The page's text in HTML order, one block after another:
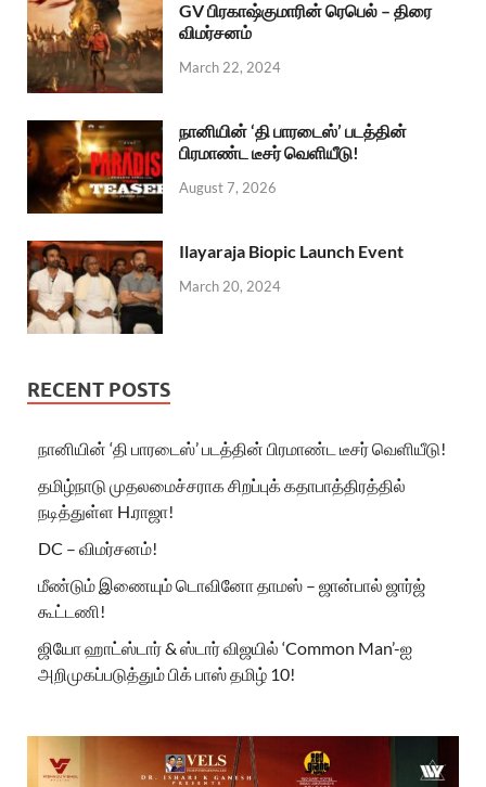
GV பிரகாஷ்குமாரின் ரெபெல் – திரை
விமர்சனம்
March 22, 2024
நானியின் ‘தி பாரடைஸ்’ படத்தின்
பிரமாண்ட டீசர் வெளியீடு!
August 7, 2026
Ilayaraja Biopic Launch Event
March 20, 2024
RECENT POSTS
நானியின் ‘தி பாரடைஸ்’ படத்தின் பிரமாண்ட டீசர் வெளியீடு!
தமிழ்நாடு முதலமைச்சராக சிறப்புக் கதாபாத்திரத்தில்
நடித்துள்ள H.ராஜா!
DC – விமர்சனம்!
மீண்டும் இணையும் டொவினோ தாமஸ் – ஜான்பால் ஜார்ஜ்
கூட்டணி!
ஜியோ ஹாட்ஸ்டார் & ஸ்டார் விஜயில் ‘Common Man’-ஐ
அறிமுகப்படுத்தும் பிக் பாஸ் தமிழ் 10!